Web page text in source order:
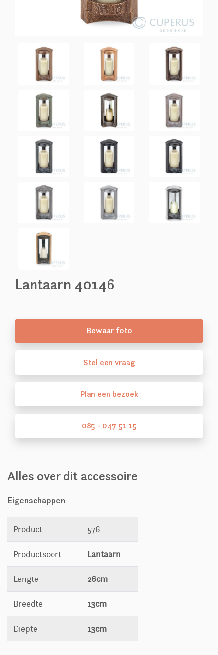
Lantaarn 40146
Bewaar foto
Stel een vraag
Plan een bezoek
085 - 047 51 15
Alles over dit accessoire
Eigenschappen
Product 576
Productsoort Lantaarn
Lengte 26cm
Breedte 13cm
Diepte 13cm